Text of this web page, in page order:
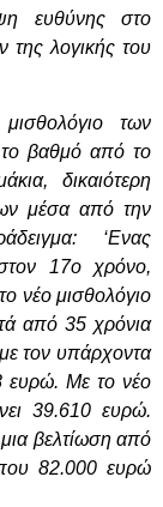
ευθύνης στο
της λογικής του
των
βαθμό από το
δικαιότερη
μέσα από την
‘Ενας
17ο χρόνο,
νέο μισθολόγιο
από 35 χρόνια
τον υπάρχοντα
ευρώ. Με το νέο
39.610 ευρώ.
βελτίωση από
82.000 ευρώ